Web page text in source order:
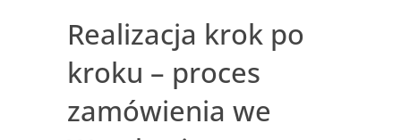
Realizacja krok po
kroku – proces
zamówienia we